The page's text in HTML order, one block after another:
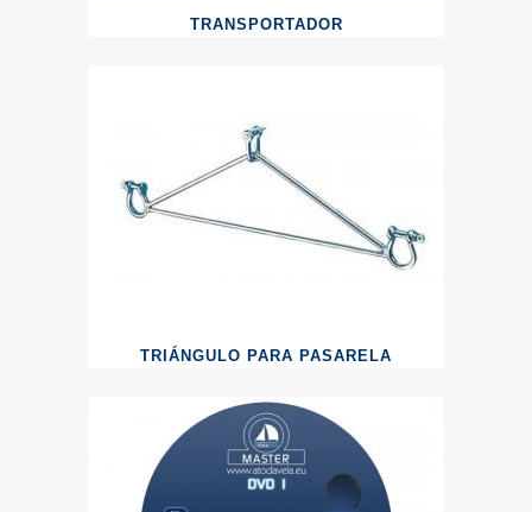
TRANSPORTADOR
TRIÁNGULO PARA PASARELA